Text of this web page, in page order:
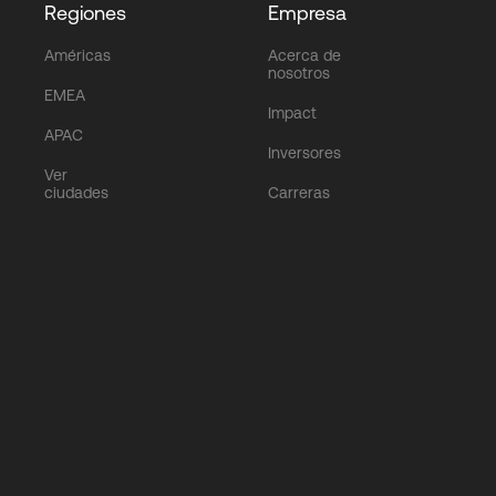
Regiones
Américas
EMEA
APAC
Ver
ciudades
Empresa
Acerca de
nosotros
Impact
Inversores
Carreras